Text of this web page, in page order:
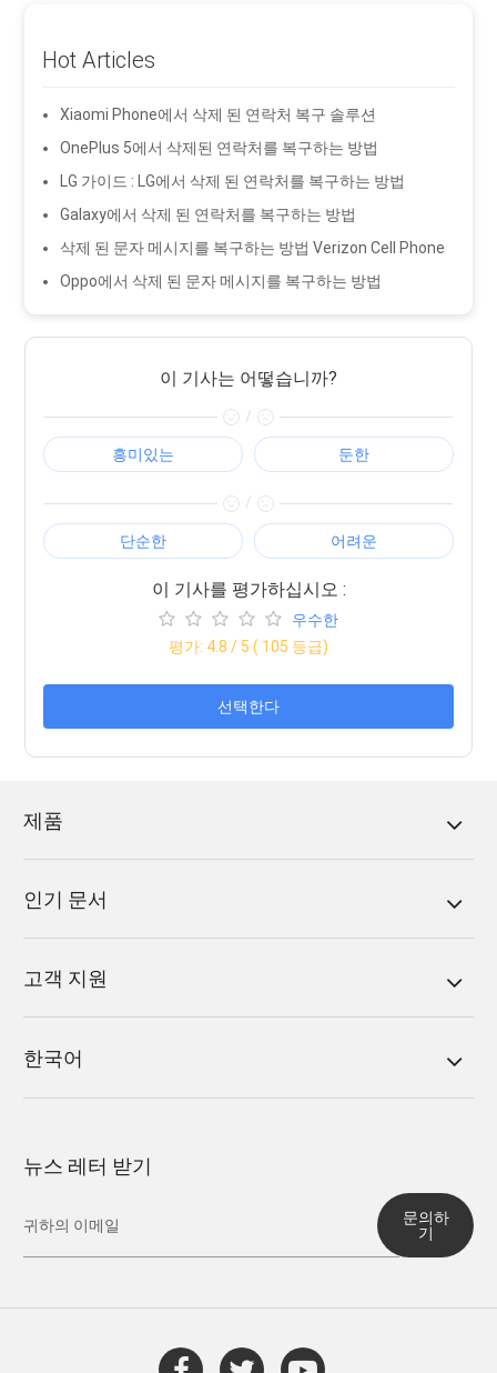
Hot Articles
Xiaomi Phone에서 삭제 된 연락처 복구 솔루션
OnePlus 5에서 삭제된 연락처를 복구하는 방법
LG 가이드 : LG에서 삭제 된 연락처를 복구하는 방법
Galaxy에서 삭제 된 연락처를 복구하는 방법
삭제 된 문자 메시지를 복구하는 방법 Verizon Cell Phone
Oppo에서 삭제 된 문자 메시지를 복구하는 방법
이 기사는 어떻습니까?
/
흥미있는 둔한
/
단순한 어려운
이 기사를 평가하십시오 :
우수한
평가: 4.8 / 5 ( 105 등급)
선택한다
제품
인기 문서
고객 지원
한국어
뉴스 레터 받기
문의하
기